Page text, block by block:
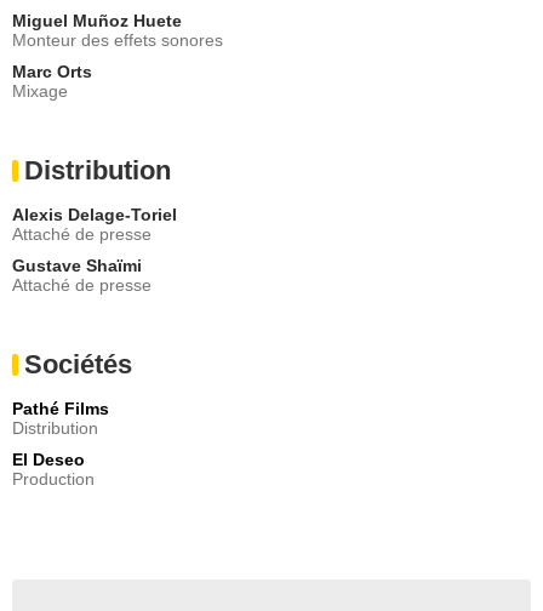
Miguel Muñoz Huete
Monteur des effets sonores
Marc Orts
Mixage
Distribution
Alexis Delage-Toriel
Attaché de presse
Gustave Shaïmi
Attaché de presse
Sociétés
Pathé Films
Distribution
El Deseo
Production